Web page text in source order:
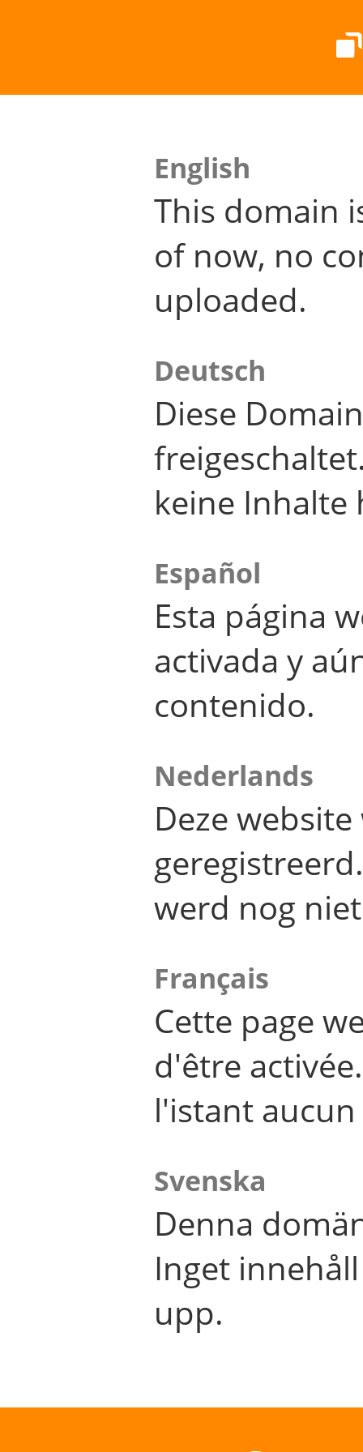
English
This domain
of now, no
uploaded.
Deutsch
Diese
keine Inhalte
Español
Esta página
activada y
contenido.
Nederlands
Deze
werd nog
Français
Cette page
d'être
l'istant
Svenska
Denna
Inget
upp.